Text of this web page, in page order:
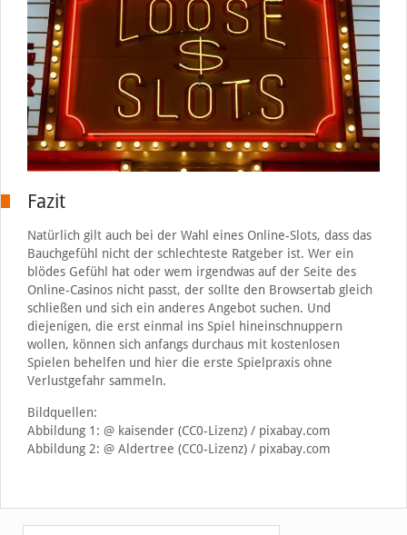
Fazit
Natürlich gilt auch bei der Wahl eines Online-Slots, dass das
Bauchgefühl nicht der schlechteste Ratgeber ist. Wer ein
blödes Gefühl hat oder wem irgendwas auf der Seite des
Online-Casinos nicht passt, der sollte den Browsertab gleich
schließen und sich ein anderes Angebot suchen. Und
diejenigen, die erst einmal ins Spiel hineinschnuppern
wollen, können sich anfangs durchaus mit kostenlosen
Spielen behelfen und hier die erste Spielpraxis ohne
Verlustgefahr sammeln.
Bildquellen:
Abbildung 1: @ kaisender (CC0-Lizenz) / pixabay.com
Abbildung 2: @ Aldertree (CC0-Lizenz) / pixabay.com